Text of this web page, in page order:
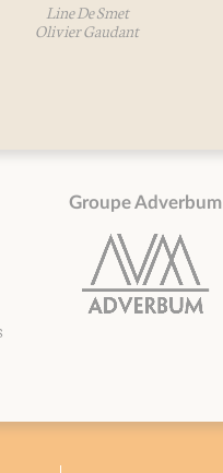
Line De Smet
Olivier Gaudant
Groupe Adverbum